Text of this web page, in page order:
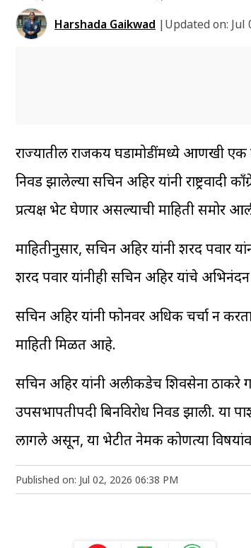
Harshada Gaikwad |Updated on: Jul
राज्यातील राजकीय घडामोडींमध्ये आणखी एक
निवड झालेल्या सचिन अहिर यांनी
प्रत्यक्ष भेट घेणार असल्याची माहिती समोर
माहितीनुसार, सचिन अहिर यांनी शरद पवार
शरद पवार यांनीही सचिन अहिर यांचे
सचिन अहिर यांनी फोनवर अधिक चर्चा न
माहिती मिळत आहे.
सचिन अहिर यांनी अलीकडेच शिवसेना ठाकरे
उपसभापतीपदी बिनविरोध निवड झाली. या
लागले असून, या भेटीत नेमकी कोणत्या
Published on: Jul 02, 2026 06:38 PM